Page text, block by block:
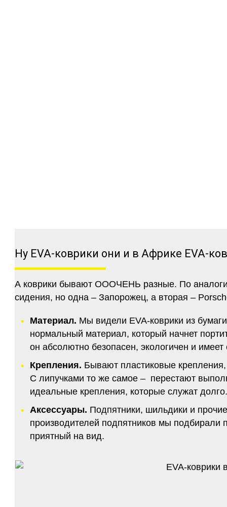
Ну EVA-коврики они и в Африке EVA-
А коврики бывают ОООЧЕНЬ разные. По
сидения, но одна – Запорожец, а вторая –
Материал. Мы видели EVA-коврики из
нормальный материал, который начнет
он абсолютно безопасен, экологичен и
Крепления. Бывают пластиковые
С липучками то же самое – перестают
идеальные крепления, которые служат
Аксессуары. Подпятники, шильдики и
производителей подпятников мы подбирали
приятный на вид.